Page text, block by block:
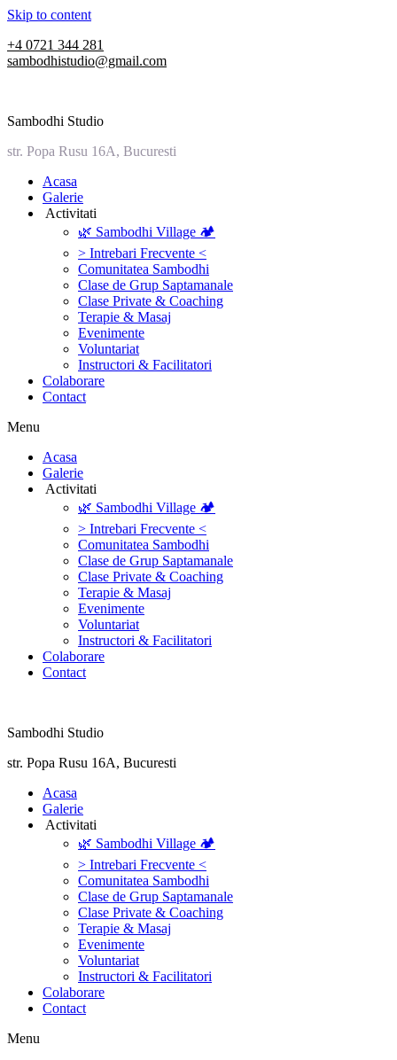
Skip to content
+4 0721 344 281
sambodhistudio@gmail.com
Sambodhi Studio
str. Popa Rusu 16A, Bucuresti
‎Acasa
Galerie
‎ ‎Activitati‎
🌿 Sambodhi Village 🏕️
> Intrebari Frecvente <
Comunitatea Sambodhi
Clase de Grup Saptamanale
Clase Private & Coaching
Terapie & Masaj
‎Evenimente
Voluntariat
‏‏‎Instructori & Facilitatori
Colaborare
Contact
Menu
‎Acasa
Galerie
‎ ‎Activitati‎
🌿 Sambodhi Village 🏕️
> Intrebari Frecvente <
Comunitatea Sambodhi
Clase de Grup Saptamanale
Clase Private & Coaching
Terapie & Masaj
‎Evenimente
Voluntariat
‏‏‎Instructori & Facilitatori
Colaborare
Contact
Sambodhi Studio
str. Popa Rusu 16A, Bucuresti
‎Acasa
Galerie
‎ ‎Activitati‎
🌿 Sambodhi Village 🏕️
> Intrebari Frecvente <
Comunitatea Sambodhi
Clase de Grup Saptamanale
Clase Private & Coaching
Terapie & Masaj
‎Evenimente
Voluntariat
‏‏‎Instructori & Facilitatori
Colaborare
Contact
Menu